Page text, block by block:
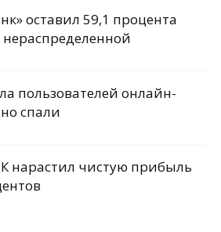
оставил 59,1 процента
пользователей онлайн-
спали
нарастил чистую прибыль